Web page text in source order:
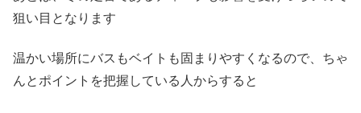
狙い目となります
温かい場所にバスもベイトも固まりやすくなるので、ちゃ
んとポイントを把握している人からすると